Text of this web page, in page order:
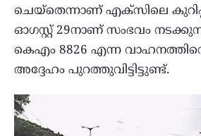
ചെയ്തെന്നാണ് എക്സിലെ
ഓഗസ്റ്റ് 29നാണ് സംഭവം
കെഎം 8826 എന്ന
അദ്ദേഹം പുറത്തുവിട്ടിട്ടുണ്ട്.